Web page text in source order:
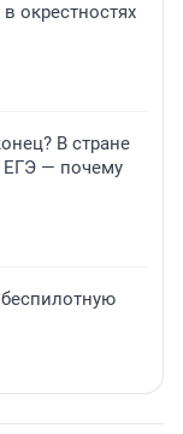
окрестностях
В стране
ЕГЭ — почему